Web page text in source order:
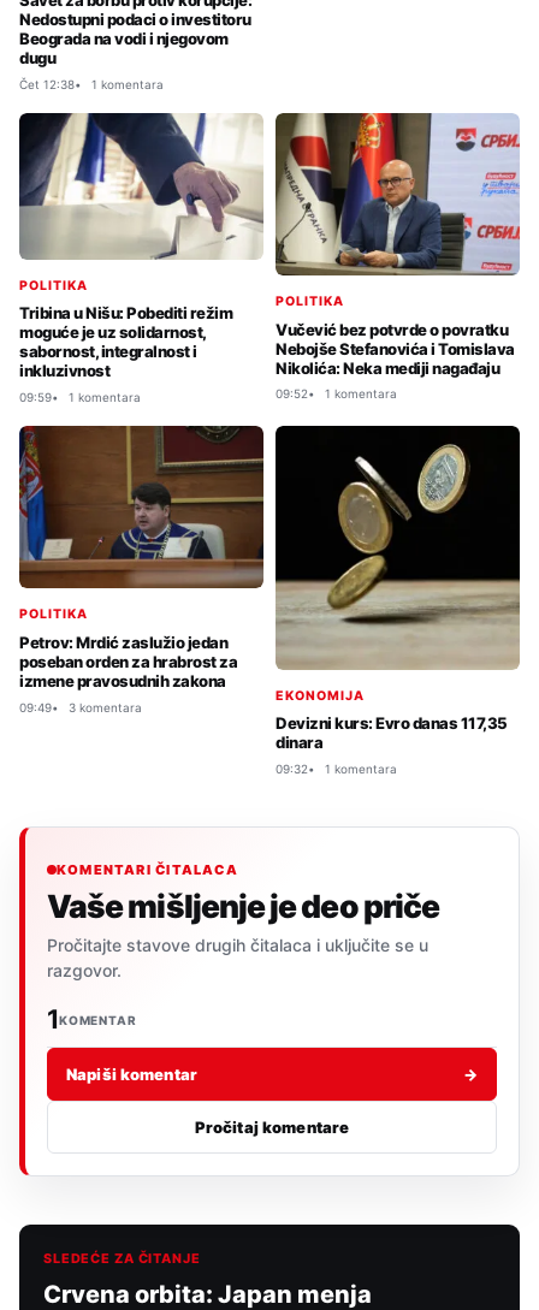
Nedostupni podaci o investitoru
Beograda na vodi i njegovom
dugu
Čet 12:38 1 komentara
POLITIKA
Tribina u Nišu: Pobediti režim
moguće je uz solidarnost,
sabornost, integralnost i
inkluzivnost
09:59 1 komentara
POLITIKA
Vučević bez potvrde o povratku
Nebojše Stefanovića i Tomislava
Nikolića: Neka mediji nagađaju
09:52 1 komentara
POLITIKA
Petrov: Mrdić zaslužio jedan
poseban orden za hrabrost za
izmene pravosudnih zakona
09:49 3 komentara
EKONOMIJA
Devizni kurs: Evro danas 117,35
dinara
09:32 1 komentara
KOMENTARI ČITALACA
Vaše mišljenje je deo priče
Pročitajte stavove drugih čitalaca i uključite se u
razgovor.
1KOMENTAR
Napiši komentar →
Pročitaj komentare
SLEDEĆE ZA ČITANJE
Crvena orbita: Japan menja